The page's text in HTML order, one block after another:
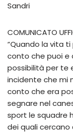
Sandri
COMUNICATO
“Quando la vita
conto che puoi e
possibilità per te
incidente che mi
conto che era
segnare nel
sport le squadre
dei quali cercano